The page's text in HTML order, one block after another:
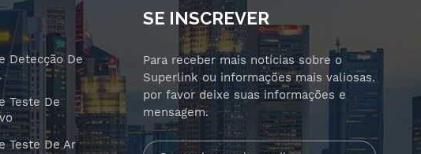
SE INSCREVER
Para receber mais notícias sobre o
Superlink ou informações mais valiosas.
por favor deixe suas informações e
mensagem.
Detecção De
Teste De
Teste De Ar